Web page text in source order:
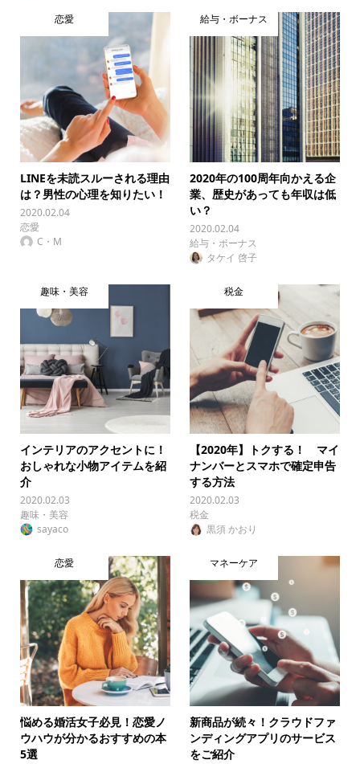
恋愛
LINEを未読スルーされる理由
は？男性の心理を知りたい！
2020.02.04
恋愛
C・M
給与・ボーナス
2020年の100周年向かえる企
業、歴史があっても年収は低
い？
2020.02.04
給与・ボーナス
タケイ 啓子
趣味・美容
インテリアのアクセントに！
おしゃれな小物アイテムを紹
介
2020.02.03
趣味・美容
sayaco
税金
【2020年】トクする！ マイ
ナンバーとスマホで確定申告
する方法
2020.02.03
税金
黒須 かおり
恋愛
悩める婚活女子必見！恋愛ノ
ウハウが分かるおすすめの本
5選
マネーケア
新商品が続々！クラウドファ
ンディングアプリのサービス
をご紹介